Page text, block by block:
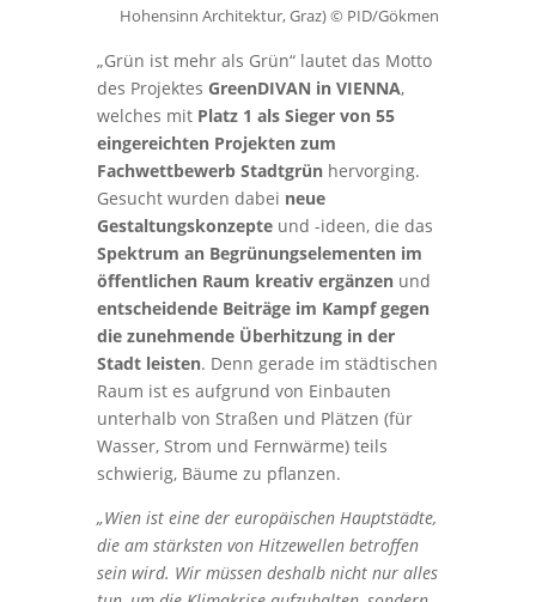
Hohensinn Architektur, Graz) © PID/Gökmen
„Grün ist mehr als Grün“ lautet das Motto
des Projektes GreenDIVAN in VIENNA,
welches mit Platz 1 als Sieger von 55
eingereichten Projekten zum
Fachwettbewerb Stadtgrünhervorging.
Gesucht wurden dabei neue
Gestaltungskonzepteund -ideen, die das
Spektrum an Begrünungselementen im
öffentlichen Raum kreativ ergänzenund
entscheidende Beiträge im Kampf gegen
die zunehmende Überhitzung in der
Stadt leisten. Denn gerade im städtischen
Raum ist es aufgrund von Einbauten
unterhalb von Straßen und Plätzen (für
Wasser, Strom und Fernwärme) teils
schwierig, Bäume zu pflanzen.
„Wien ist eine der europäischen Hauptstädte,
die am stärksten von Hitzewellen betroffen
sein wird. Wir müssen deshalb nicht nur alles